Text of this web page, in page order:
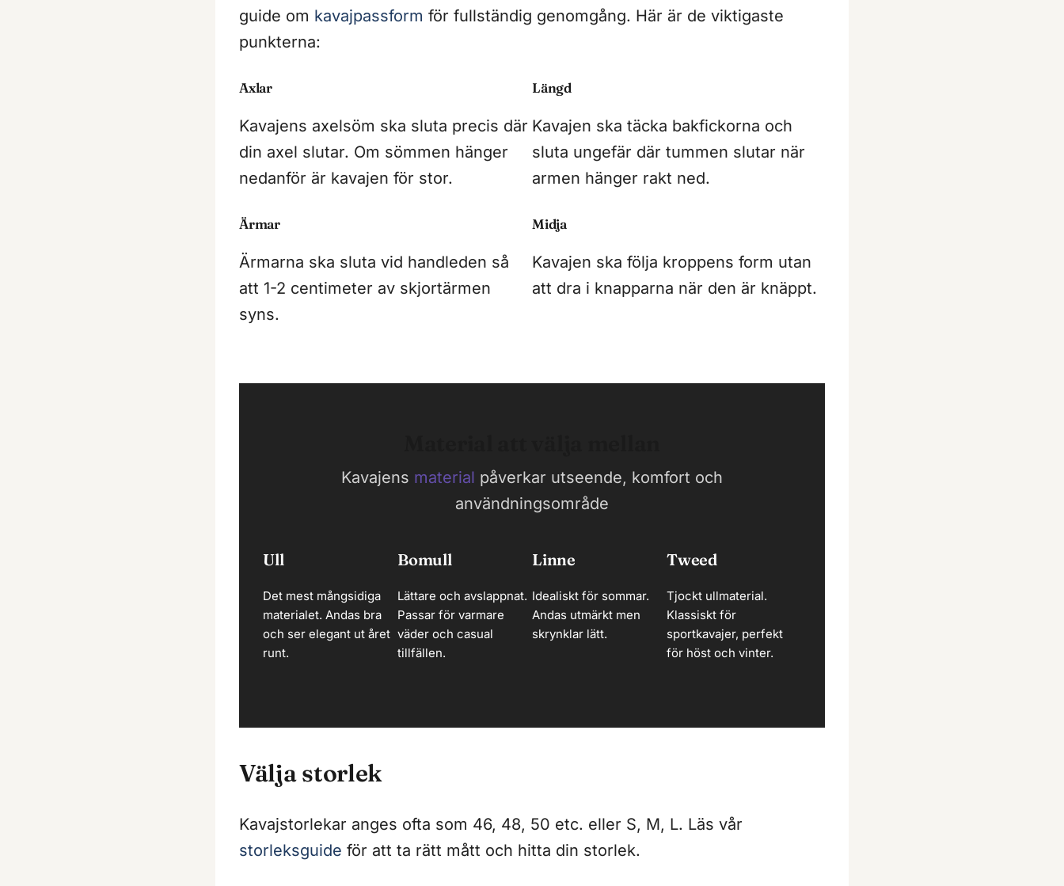
guide om kavajpassform för fullständig genomgång. Här är de viktigaste
punkterna:
Axlar
Kavajens axelsöm ska sluta precis där
din axel slutar. Om sömmen hänger
nedanför är kavajen för stor.
Längd
Kavajen ska täcka bakfickorna och
sluta ungefär där tummen slutar när
armen hänger rakt ned.
Ärmar
Ärmarna ska sluta vid handleden så
att 1-2 centimeter av skjortärmen
syns.
Midja
Kavajen ska följa kroppens form utan
att dra i knapparna när den är knäppt.
Kavajens material påverkar utseende, komfort och
användningsområde
Ull
Det mest mångsidiga
materialet. Andas bra
och ser elegant ut året
runt.
Bomull
Lättare och avslappnat.
Passar för varmare
väder och casual
tillfällen.
Linne
Idealiskt för sommar.
Andas utmärkt men
skrynklar lätt.
Tweed
Tjockt ullmaterial.
Klassiskt för
sportkavajer, perfekt
för höst och vinter.
Välja storlek
Kavajstorlekar anges ofta som 46, 48, 50 etc. eller S, M, L. Läs vår
storleksguide för att ta rätt mått och hitta din storlek.